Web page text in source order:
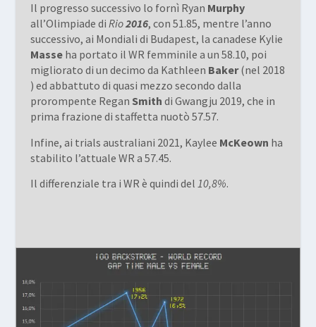
Il progresso successivo lo fornì Ryan Murphy
all’Olimpiade di Rio2016, con 51.85, mentre l’anno
successivo, ai Mondiali di Budapest, la canadese Kylie
Masseha portato il WR femminile a un 58.10, poi
migliorato di un decimo da Kathleen Baker(nel 2018
) ed abbattuto di quasi mezzo secondo dalla
prorompente Regan Smith di Gwangju 2019, che in
prima frazione di staffetta nuotò 57.57.
Infine, ai trials australiani 2021, Kaylee McKeown ha
stabilito l’attuale WR a 57.45.
Il differenziale tra i WR è quindi del 10,8%.